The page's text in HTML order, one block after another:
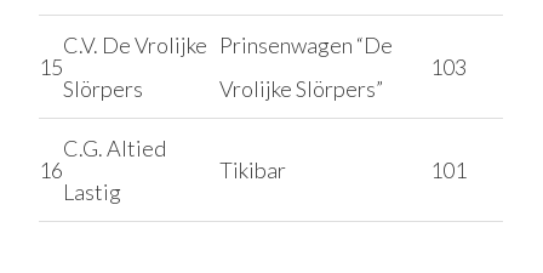
15
C.V. De Vrolijke
Slörpers
Prinsenwagen “De
Vrolijke Slörpers”
103
16
C.G. Altied
Lastig
Tikibar 101